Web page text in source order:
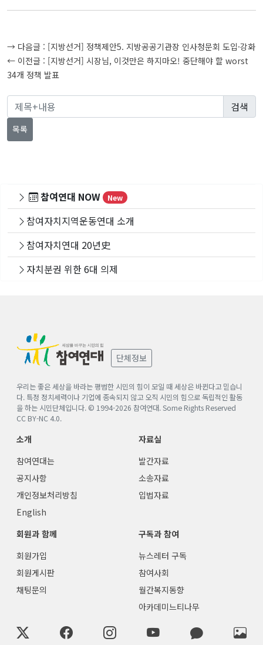
글
탐
색
→ 다음글 : [지방선거] 정책제안5. 지방공공기관장 인사청문회 도입·강화
← 이전글 : [지방선거] 시장님, 이것만은 하지마오! 중단해야 할 worst
34개 정책 발표
목록
참여연대 NOW New
참여자치지역운동연대 소개
참여자치연대 20년史
자치분권 위한 6대 의제
단체정보
우리는 좋은 세상을 바라는 평범한 시민의 힘이 모일 때 세상은 바뀐다고 믿습니
다. 특정 정치세력이나 기업에 종속되지 않고 오직 시민의 힘으로 독립적인 활동
을 하는 시민단체입니다. © 1994-2026 참여연대. Some Rights Reserved
CC BY-NC 4.0.
소개
참여연대는
공지사항
개인정보처리방침
English
자료실
발간자료
소송자료
입법자료
회원과 함께
회원가입
회원게시판
채팅문의
구독과 참여
뉴스레터 구독
참여사회
월간복지동향
아카데미느티나무